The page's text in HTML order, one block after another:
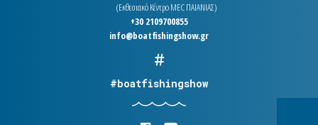
(Εκθεσιακό Κέντρο MEC ΠΑΙΑΝΙΑΣ)
+30 2109700855
info@boatfishingshow.gr
#boatfishingshow